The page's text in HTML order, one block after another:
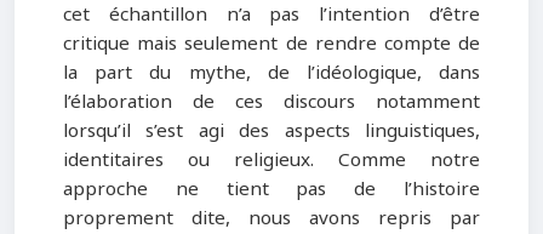
cet échantillon n’a pas l’intention d’être
critique mais seulement de rendre compte de
la part du mythe, de l’idéologique, dans
l’élaboration de ces discours notamment
lorsqu’il s’est agi des aspects linguistiques,
identitaires ou religieux. Comme notre
approche ne tient pas de l’histoire
proprement dite, nous avons repris par